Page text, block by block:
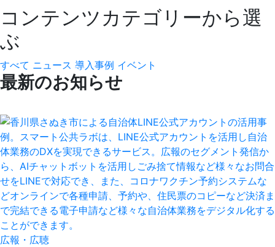
コンテンツカテゴリーから選
ぶ
すべて ニュース 導入事例 イベント
最新のお知らせ
広報・広聴